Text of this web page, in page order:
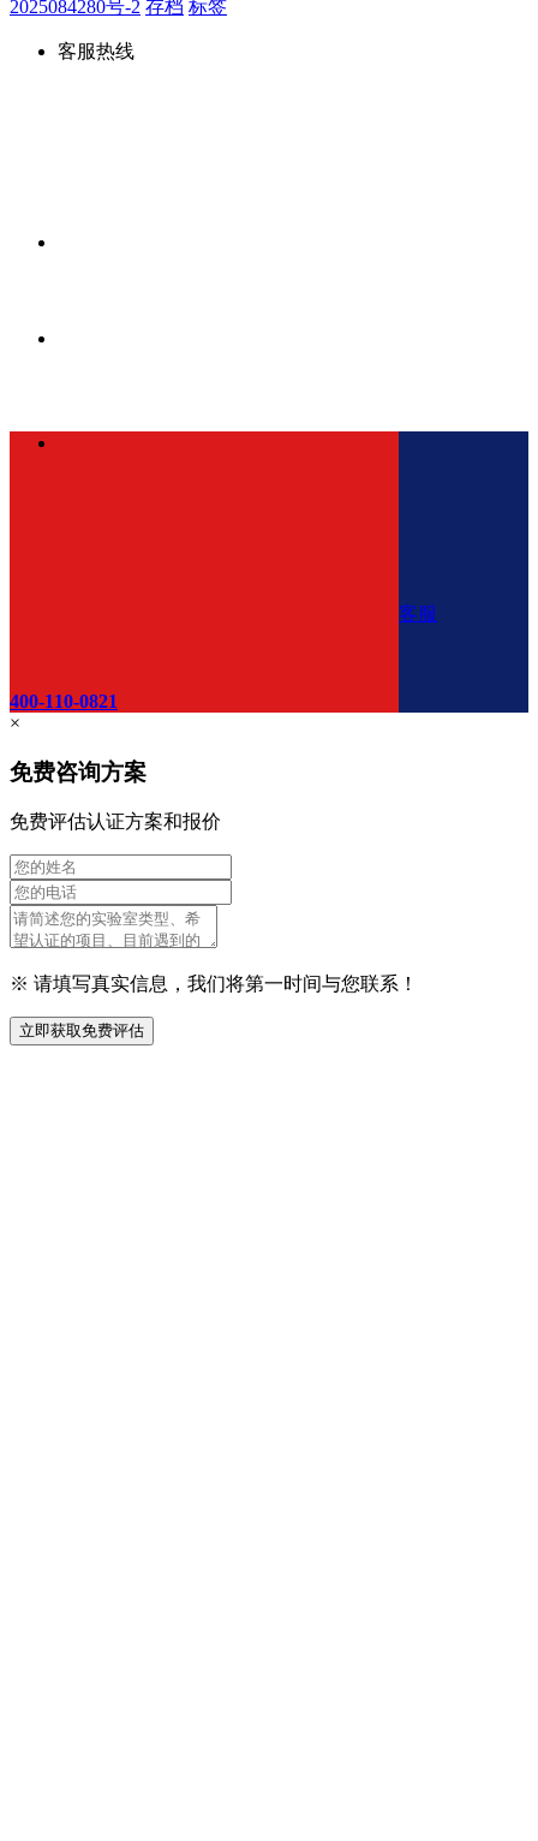
2025084280号-2 存档 标签
客服热线
400-110-0821
客服
×
免费咨询方案
免费评估认证方案和报价
※ 请填写真实信息，我们将第一时间与您联系！
立即获取免费评估